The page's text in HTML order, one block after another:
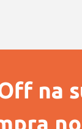
na
no